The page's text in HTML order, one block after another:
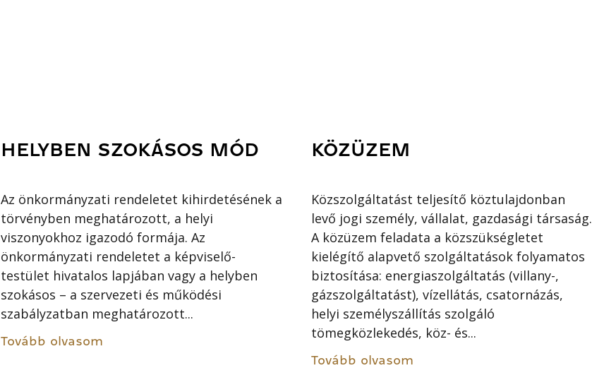
HELYBEN SZOKÁSOS MÓD
Az önkormányzati rendeletet kihirdetésének a
törvényben meghatározott, a helyi
viszonyokhoz igazodó formája. Az
önkormányzati rendeletet a képviselő-
testület hivatalos lapjában vagy a helyben
szokásos – a szervezeti és működési
szabályzatban meghatározott...
Tovább olvasom
KÖZÜZEM
Közszolgáltatást teljesítő köztulajdonban
levő jogi személy, vállalat, gazdasági társaság.
A közüzem feladata a közszükségletet
kielégítő alapvető szolgáltatások folyamatos
biztosítása: energiaszolgáltatás (villany-,
gázszolgáltatást), vízellátás, csatornázás,
helyi személyszállítás szolgáló
tömegközlekedés, köz- és...
Tovább olvasom